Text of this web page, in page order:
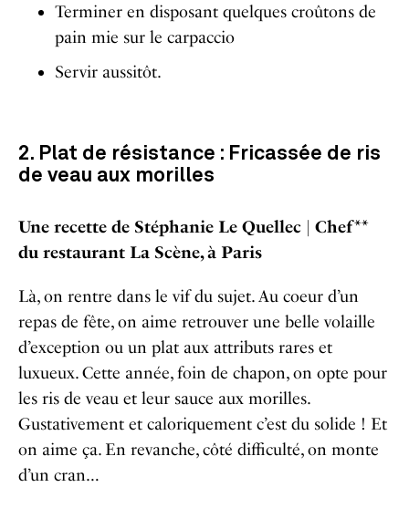
Terminer en disposant quelques croûtons de
pain mie sur le carpaccio
Servir aussitôt.
2. Plat de résistance : Fricassée de ris
de veau aux morilles
Une recette de Stéphanie Le Quellec | Chef**
du restaurant La Scène, à Paris
Là, on rentre dans le vif du sujet. Au coeur d’un
repas de fête, on aime retrouver une belle volaille
d’exception ou un plat aux attributs rares et
luxueux. Cette année, foin de chapon, on opte pour
les ris de veau et leur sauce aux morilles.
Gustativement et caloriquement c’est du solide ! Et
on aime ça. En revanche, côté difficulté, on monte
d’un cran…